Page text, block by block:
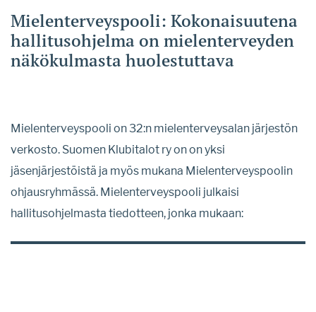
Mielenterveyspooli: Kokonaisuutena
hallitusohjelma on mielenterveyden
näkökulmasta huolestuttava
Mielenterveyspooli on 32:n mielenterveysalan järjestön
verkosto. Suomen Klubitalot ry on on yksi
jäsenjärjestöistä ja myös mukana Mielenterveyspoolin
ohjausryhmässä. Mielenterveyspooli julkaisi
hallitusohjelmasta tiedotteen, jonka mukaan: